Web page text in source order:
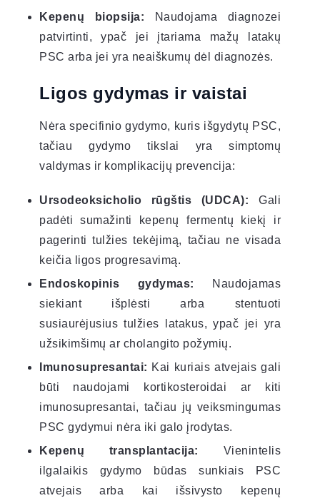
Kepenų biopsija: Naudojama diagnozei
patvirtinti, ypač jei įtariama mažų latakų
PSC arba jei yra neaiškumų dėl diagnozės.
Ligos gydymas ir vaistai
Nėra specifinio gydymo, kuris išgydytų PSC,
tačiau gydymo tikslai yra simptomų
valdymas ir komplikacijų prevencija:
Ursodeoksicholio rūgštis (UDCA): Gali
padėti sumažinti kepenų fermentų kiekį ir
pagerinti tulžies tekėjimą, tačiau ne visada
keičia ligos progresavimą.
Endoskopinis gydymas: Naudojamas
siekiant išplėsti arba stentuoti
susiaurėjusius tulžies latakus, ypač jei yra
užsikimšimų ar cholangito požymių.
Imunosupresantai: Kai kuriais atvejais gali
būti naudojami kortikosteroidai ar kiti
imunosupresantai, tačiau jų veiksmingumas
PSC gydymui nėra iki galo įrodytas.
Kepenų transplantacija:
Vienintelis
ilgalaikis gydymo būdas sunkiais PSC
atvejais arba kai išsivysto kepenų